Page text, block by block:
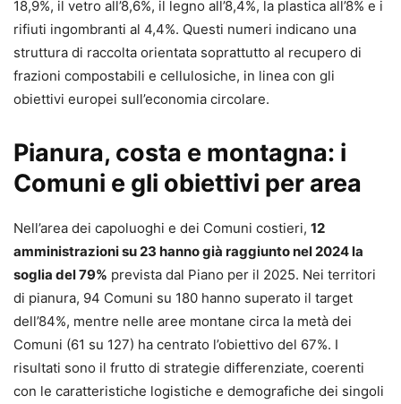
18,9%, il vetro all’8,6%, il legno all’8,4%, la plastica all’8% e i
rifiuti ingombranti al 4,4%. Questi numeri indicano una
struttura di raccolta orientata soprattutto al recupero di
frazioni compostabili e cellulosiche, in linea con gli
obiettivi europei sull’economia circolare.
Pianura, costa e montagna: i
Comuni e gli obiettivi per area
Nell’area dei capoluoghi e dei Comuni costieri, 12
amministrazioni su 23 hanno già raggiunto nel 2024 la
soglia del 79% prevista dal Piano per il 2025. Nei territori
di pianura, 94 Comuni su 180 hanno superato il target
dell’84%, mentre nelle aree montane circa la metà dei
Comuni (61 su 127) ha centrato l’obiettivo del 67%. I
risultati sono il frutto di strategie differenziate, coerenti
con le caratteristiche logistiche e demografiche dei singoli